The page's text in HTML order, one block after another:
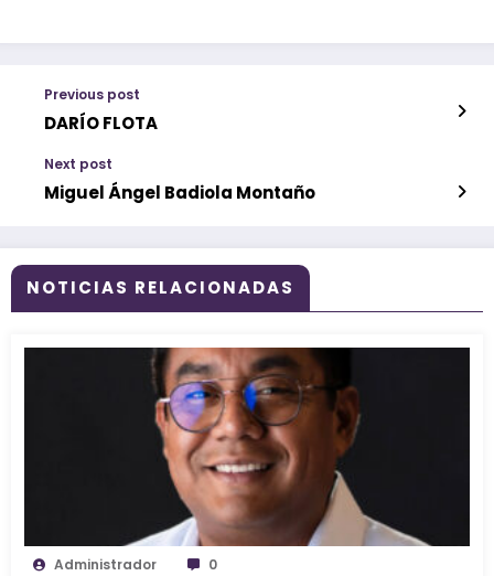
Previous post
DARÍO FLOTA
Next post
Miguel Ángel Badiola Montaño
NOTICIAS RELACIONADAS
Administrador 0